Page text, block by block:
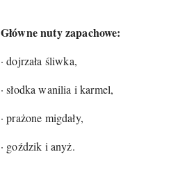
Główne nuty zapachowe:
· dojrzała śliwka,
· słodka wanilia i karmel,
· prażone migdały,
· goździk i anyż.